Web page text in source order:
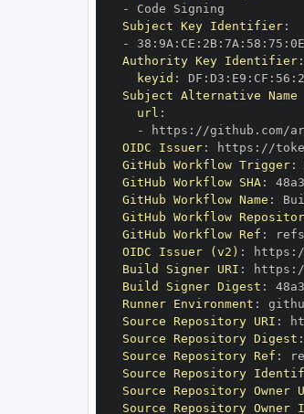
-
Subject Key Identifier:
-
38 : 9A : CE : 2B: 7A : 58 : 75 : 0E
Authority Key Identifier:
keyid : DF : D3 : E9 : CF : 56 :
Subject Alternative
url :
-
https :
OIDC Issuer: https :
GitHub Workflow Trigger:
GitHub Workflow SHA:
GitHub Workflow Name :
GitHub Workflow
GitHub Workflow Ref :
OIDC Issuer (v2) : https :
Build Signer URI : https :
Build Signer Digest :
Runner Environment :
Source Repository URI :
Source Repository Digest :
Source Repository Ref :
Source Repository
Source Repository Owner
Source Repository